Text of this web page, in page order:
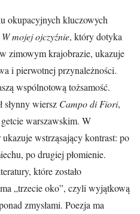
okupacyjnych kluczowych
W mojej ojczyźnie, który dotyka
zimowym krajobrazie, ukazuje
i pierwotnej przynależności.
wspólnotową tożsamość.
słynny wiersz Campo di Fiori,
warszawskim. W
wstrząsający kontrast: po
po drugiej płomienie.
które zostało
„trzecie oko”, czyli wyjątkową
zmysłami. Poezja ma